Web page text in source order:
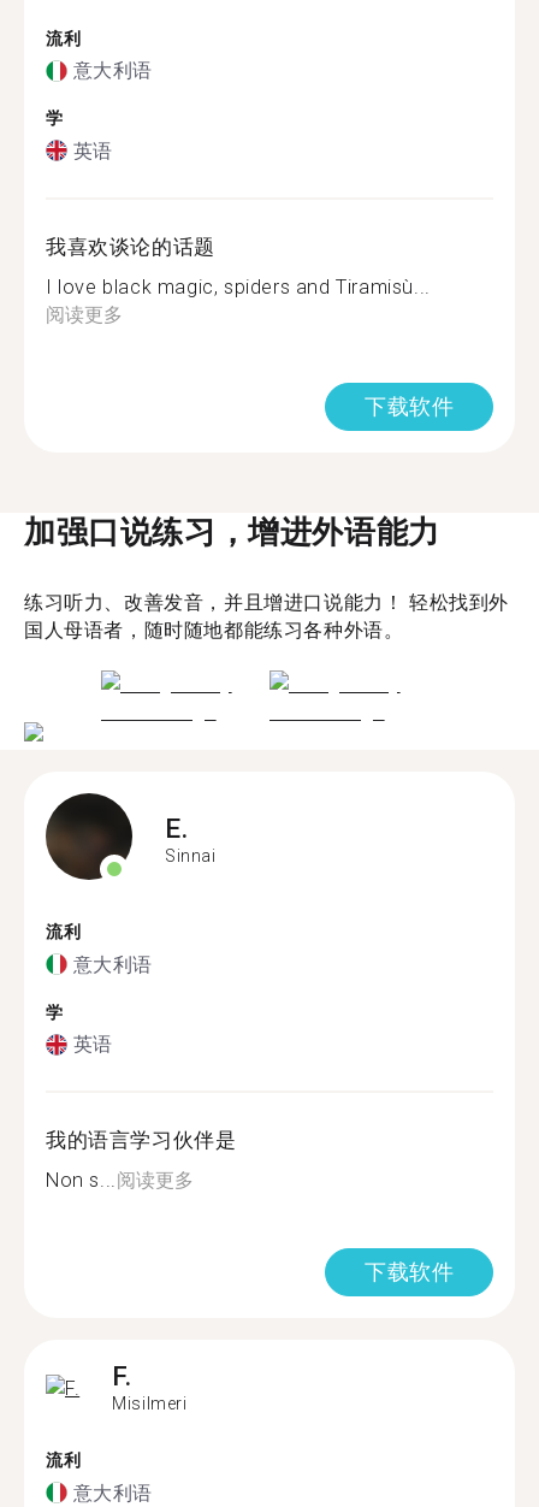
流利
意大利语
学
英语
我喜欢谈论的话题
I love black magic, spiders and Tiramisù...
阅读更多
下载软件
加强口说练习，增进外语能力
练习听力、改善发音，并且增进口说能力！ 轻松找到外
国人母语者，随时随地都能练习各种外语。
E.
Sinnai
流利
意大利语
学
英语
我的语言学习伙伴是
Non s...阅读更多
下载软件
F.
Misilmeri
流利
意大利语